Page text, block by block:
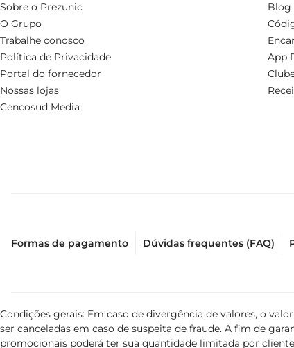
Sobre o Prezunic
O Grupo
Trabalhe conosco
Política de Privacidade
Portal do fornecedor
Nossas lojas
Cencosud Media
Blog
App
Formas de pagamento Dúvidas frequentes (FAQ)
Condições gerais: Em caso de divergência de valores, o
ser canceladas em caso de suspeita de fraude. A fim de
promocionais poderá ter sua quantidade limitada por